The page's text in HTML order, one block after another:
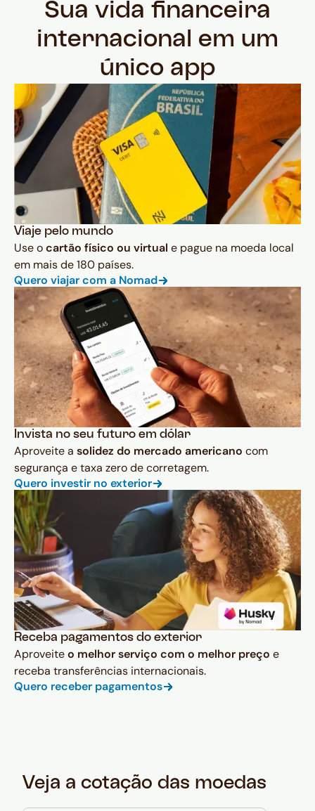
Sua vida financeira
internacional em um
único app
Viaje pelo mundo
Use ocartão físico ou virtual e pague na moeda local
em mais de 180 países.
Quero viajar com a Nomad
Invista no seu futuro em dólar
Aproveite a solidez do mercado americano com
segurança e taxa zero de corretagem.
Quero investir no exterior
Receba pagamentos do exterior
Aproveiteo melhor serviço com o melhor preço e
receba transferências internacionais.
Quero receber pagamentos
Veja a cotação das moedas